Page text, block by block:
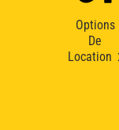
Options
De
Location